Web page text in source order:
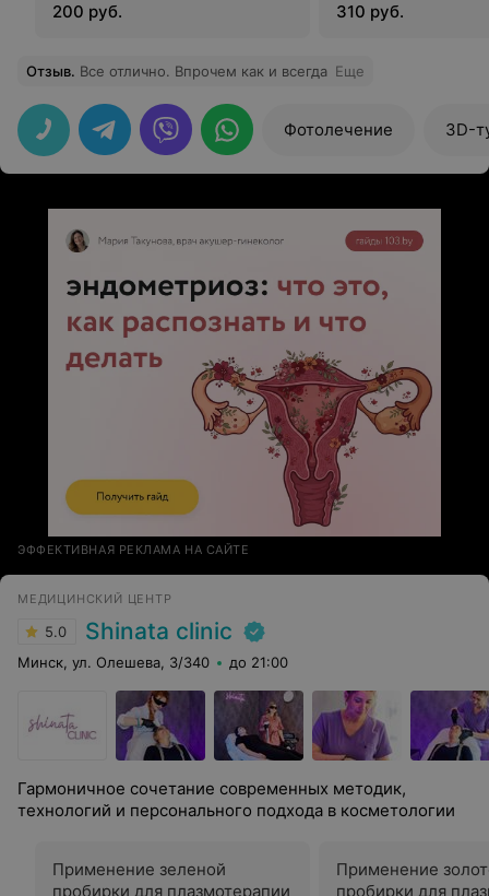
200 руб. 310 руб.
Отзыв. Все отлично. Впрочем как и всегда Еще
Фотолечение 3D-
ЭФФЕКТИВНАЯ РЕКЛАМА НА САЙТЕ
МЕДИЦИНСКИЙ ЦЕНТР
5.0 Shinata clinic
Минск, ул. Олешева, 3/340 до 21:00
Гармоничное сочетание современных методик,
технологий и персонального подхода в косметологии
Применение зеленой
пробирки для плазмотерапии
Применение
пробирки для